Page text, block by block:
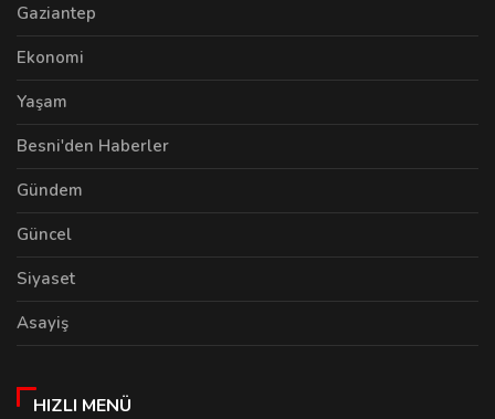
Gaziantep
Ekonomi
Yaşam
Besni'den Haberler
Gündem
Güncel
Siyaset
Asayiş
HIZLI MENÜ